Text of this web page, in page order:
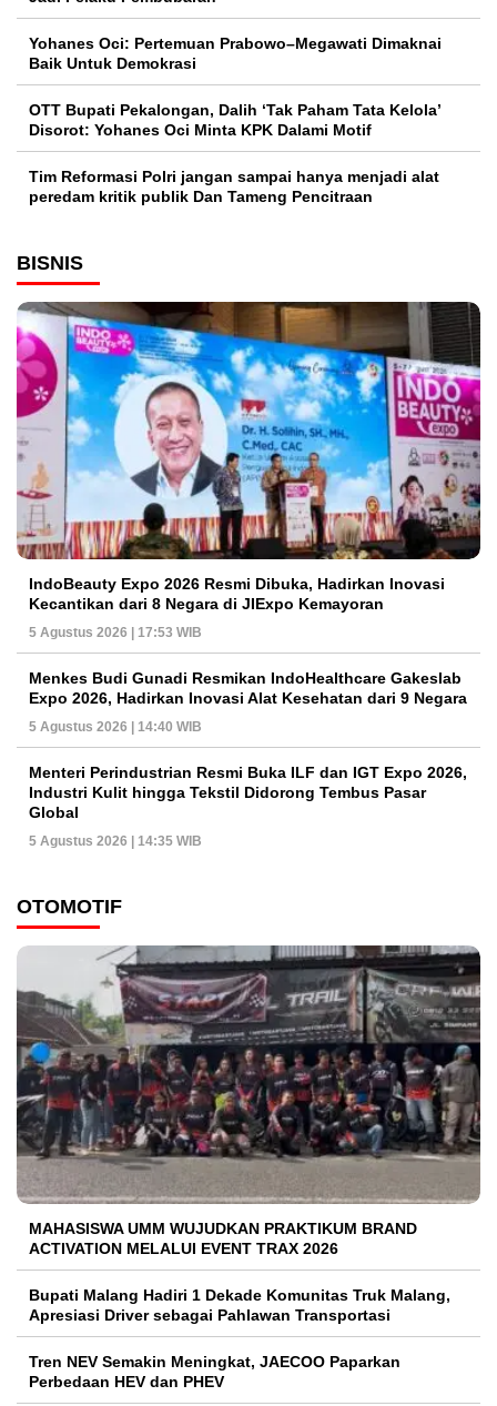
Yohanes Oci: Pertemuan Prabowo–Megawati Dimaknai
Baik Untuk Demokrasi
OTT Bupati Pekalongan, Dalih ‘Tak Paham Tata Kelola’
Disorot: Yohanes Oci Minta KPK Dalami Motif
Tim Reformasi Polri jangan sampai hanya menjadi alat
peredam kritik publik Dan Tameng Pencitraan
BISNIS
IndoBeauty Expo 2026 Resmi Dibuka, Hadirkan Inovasi
Kecantikan dari 8 Negara di JIExpo Kemayoran
5 Agustus 2026 | 17:53 WIB
Menkes Budi Gunadi Resmikan IndoHealthcare Gakeslab
Expo 2026, Hadirkan Inovasi Alat Kesehatan dari 9 Negara
5 Agustus 2026 | 14:40 WIB
Menteri Perindustrian Resmi Buka ILF dan IGT Expo 2026,
Industri Kulit hingga Tekstil Didorong Tembus Pasar
Global
5 Agustus 2026 | 14:35 WIB
OTOMOTIF
MAHASISWA UMM WUJUDKAN PRAKTIKUM BRAND
ACTIVATION MELALUI EVENT TRAX 2026
Bupati Malang Hadiri 1 Dekade Komunitas Truk Malang,
Apresiasi Driver sebagai Pahlawan Transportasi
Tren NEV Semakin Meningkat, JAECOO Paparkan
Perbedaan HEV dan PHEV